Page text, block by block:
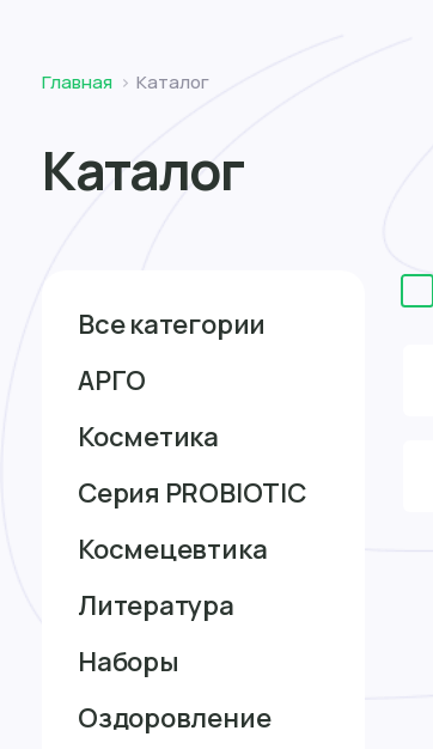
Главная Каталог
Каталог
Все категории
АРГО
Косметика
Серия PROBIOTIC
Космецевтика
Литература
Наборы
Оздоровление